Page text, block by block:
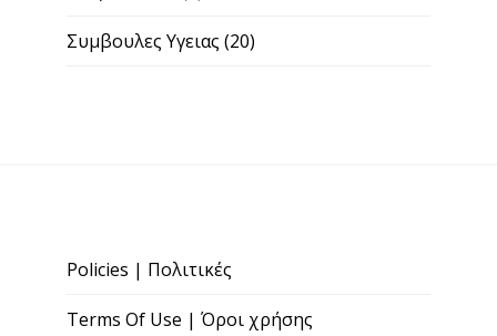
Συμβουλες Υγειας (20)
Policies | Πολιτικές
Terms Of Use | Όροι χρήσης